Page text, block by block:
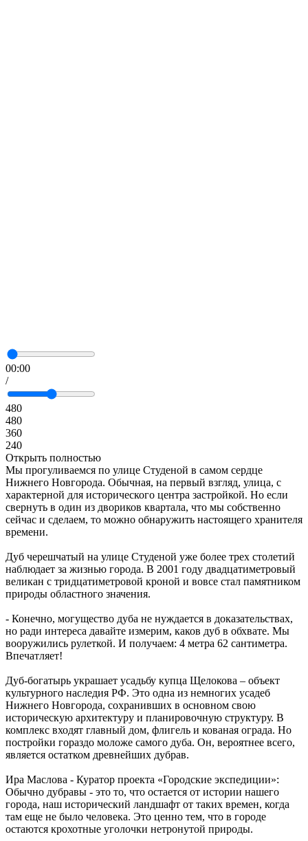
00:00
/
480
480
360
240
Открыть полностью
Мы прогуливаемся по улице Студеной в самом сердце
Нижнего Новгорода. Обычная, на первый взгляд, улица, с
характерной для исторического центра застройкой. Но если
свернуть в один из двориков квартала, что мы собственно
сейчас и сделаем, то можно обнаружить настоящего хранителя
времени.
Дуб черешчатый на улице Студеной уже более трех столетий
наблюдает за жизнью города. В 2001 году двадцатиметровый
великан с тридцатиметровой кроной и вовсе стал памятником
природы областного значения.
- Конечно, могущество дуба не нуждается в доказательствах,
но ради интереса давайте измерим, каков дуб в обхвате. Мы
вооружились рулеткой. И получаем: 4 метра 62 сантиметра.
Впечатляет!
Дуб-богатырь украшает усадьбу купца Щелокова – объект
культурного наследия РФ. Это одна из немногих усадеб
Нижнего Новгорода, сохранивших в основном свою
историческую архитектуру и планировочную структуру. В
комплекс входят главный дом, флигель и кованая ограда. Но
постройки гораздо моложе самого дуба. Он, вероятнее всего,
является остатком древнейших дубрав.
Ира Маслова - Куратор проекта «Городские экспедиции»:
Обычно дубравы - это то, что остается от истории нашего
города, наш исторический ландшафт от таких времен, когда
там еще не было человека. Это ценно тем, что в городе
остаются крохотные уголочки нетронутой природы.